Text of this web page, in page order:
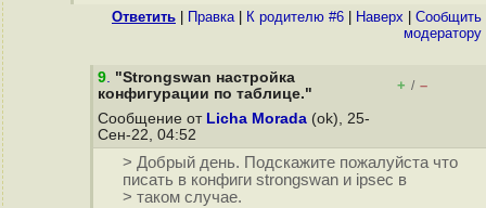
Ответить Правка| К родителю #6 Наверх
Cообщить
модератору
9. "Strongswan настройка
конфигурации по таблице."
+ / –
Сообщение от Licha Morada (ok), 25-
Сен-22, 04:52
> Добрый день. Подскажите пожалуйста что
писать в конфиги strongswan и ipsec в
> таком случае.